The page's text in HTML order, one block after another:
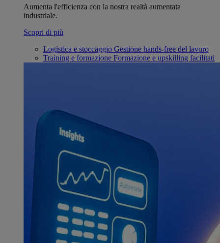
Aumenta l'efficienza con la nostra realtà aumentata
industriale.
Scopri di più
Logistica e stoccaggio Gestione hands-free del lavoro
Training e formazione Formazione e upskilling facilitati